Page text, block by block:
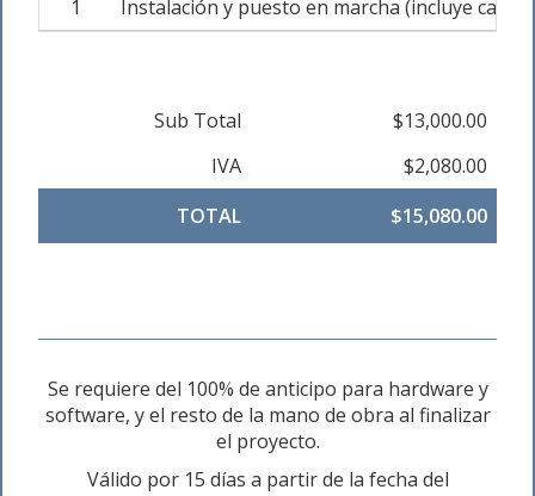
1
Instalación y puesto en marcha (incluye
Sub Total
$13,000.00
IVA
$2,080.00
TOTAL
$15,080.00
Se requiere del 100% de anticipo para hardware y
software, y el resto de la mano de obra al finalizar
el proyecto.
Válido por 15 días a partir de la fecha del